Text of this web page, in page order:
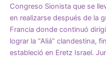
Congreso Sionista que se
en realizarse después de la
Francia donde continuó
lograr la “Aliá” clandestina,
estableció en Eretz Israel.